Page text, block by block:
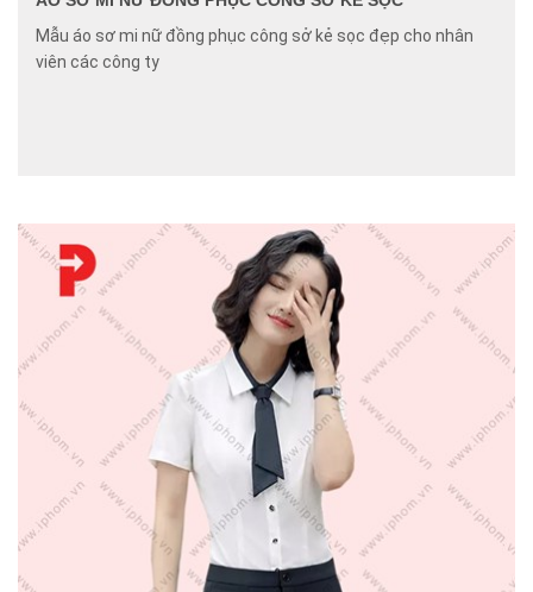
Mẫu áo sơ mi nữ đồng phục công sở kẻ sọc đẹp cho nhân
viên các công ty